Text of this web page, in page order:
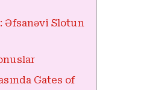
Əfsanəvi Slotun
Gates of